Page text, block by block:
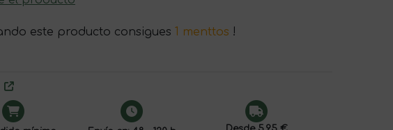
este producto consigues 1 menttos !